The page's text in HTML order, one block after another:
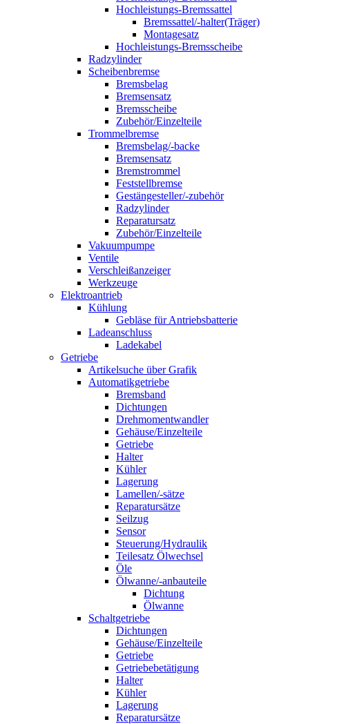
Hochleistungs-Bremssattel
Bremssattel/-halter(Träger)
Montagesatz
Hochleistungs-Bremsscheibe
Radzylinder
Scheibenbremse
Bremsbelag
Bremsensatz
Bremsscheibe
Zubehör/Einzelteile
Trommelbremse
Bremsbelag/-backe
Bremsensatz
Bremstrommel
Feststellbremse
Gestängesteller/-zubehör
Radzylinder
Reparatursatz
Zubehör/Einzelteile
Vakuumpumpe
Ventile
Verschleißanzeiger
Werkzeuge
Elektroantrieb
Kühlung
Gebläse für Antriebsbatterie
Ladeanschluss
Ladekabel
Getriebe
Artikelsuche über Grafik
Automatikgetriebe
Bremsband
Dichtungen
Drehmomentwandler
Gehäuse/Einzelteile
Getriebe
Halter
Kühler
Lagerung
Lamellen/-sätze
Reparatursätze
Seilzug
Sensor
Steuerung/Hydraulik
Teilesatz Ölwechsel
Öle
Ölwanne/-anbauteile
Dichtung
Ölwanne
Schaltgetriebe
Dichtungen
Gehäuse/Einzelteile
Getriebe
Getriebebetätigung
Halter
Kühler
Lagerung
Reparatursätze